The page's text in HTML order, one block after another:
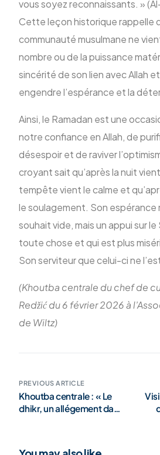
vous soyez reconnaissants. »
Cette leçon historique rappelle
communauté musulmane ne
nombre ou de la puissance
sincérité de son lien avec Allah
engendre l’espérance et la
Ainsi, le Ramadan est une
notre confiance en Allah, de
désespoir et de raviver
croyant sait qu’après la nuit vient
tempête vient le calme et
le soulagement. Son espérance
souhait vide, mais un appui sur
toute chose et qui est plus
Son serviteur que celui-ci ne
(Khoutba centrale du chef de
Redžić du 6 février 2026 à
de Wiltz)
PREVIOUS ARTICLE
Khoutba centrale : « Le
dhikr, un allégement dans